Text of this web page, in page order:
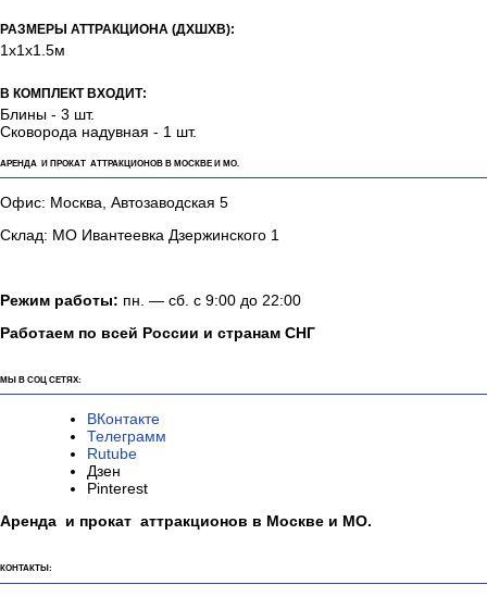
РАЗМЕРЫ АТТРАКЦИОНА (ДХШХВ):
1х1х1.5м
В КОМПЛЕКТ ВХОДИТ:
Блины - 3 шт.
Сковорода надувная - 1 шт.
АРЕНДА И ПРОКАТ АТТРАКЦИОНОВ В МОСКВЕ И МО.
Офис: Москва, Автозаводская 5
Склад: МО Ивантеевка Дзержинского 1
Режим работы: пн. — сб. с 9:00 до 22:00
Работаем по всей России и странам СНГ
МЫ В СОЦ СЕТЯХ:
ВКонтакте
Телеграмм
Rutube
Дзен
Pinterest
Аренда и прокат аттракционов в Москве и МО.
КОНТАКТЫ: